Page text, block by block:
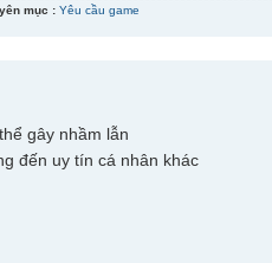
mục : Yêu cầu game
gây nhầm lẫn
đến uy tín cá nhân khác